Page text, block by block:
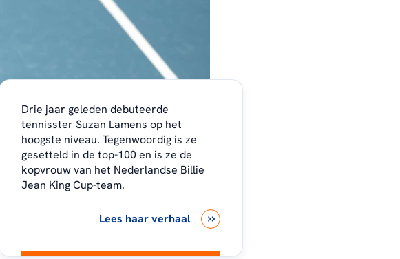
Drie jaar geleden debuteerde
tennisster Suzan Lamens op het
hoogste niveau. Tegenwoordig is ze
gesetteld in de top-100 en is ze de
kopvrouw van het Nederlandse Billie
Jean King Cup-team.
Lees haar verhaal